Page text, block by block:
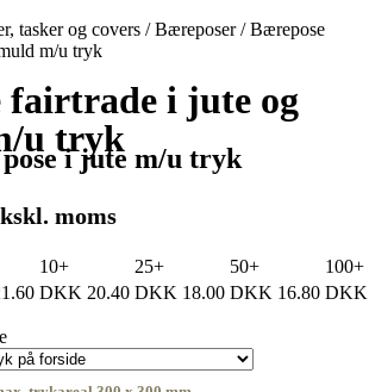
tasker og covers /Bæreposer/Bærepose
m/u tryk
fairtrade i jute og
u tryk
i jute m/u tryk
moms
10+ 25+ 50+
100+
DKK 20.40 DKK 18.00 DKK 16.80 DKK